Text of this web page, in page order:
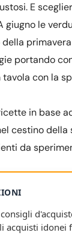
E
giugno le
portando
con la
in base
cestino
da
acquisti